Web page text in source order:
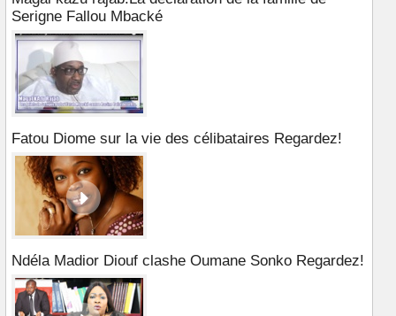
Serigne Fallou Mbacké
Fatou Diome sur la vie des célibataires Regardez!
Ndéla Madior Diouf clashe Oumane Sonko Regardez!